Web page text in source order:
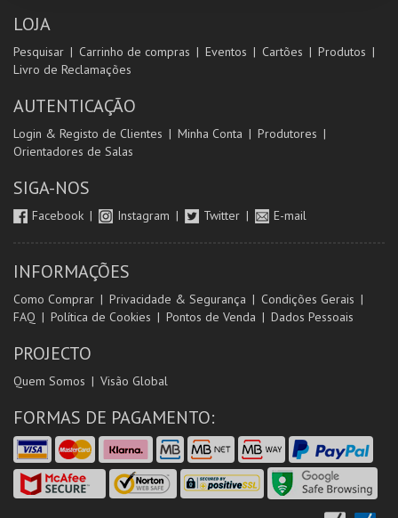
LOJA
Pesquisar Carrinho de compras Eventos Cartões
Produtos
Livro de Reclamações
AUTENTICAÇÃO
Login & Registo de Clientes Minha Conta
Produtores
Orientadores de Salas
SIGA-NOS
Facebook Instagram Twitter E-mail
INFORMAÇÕES
Como Comprar Privacidade & Segurança
Condições Gerais
FAQ
Política de Cookies Pontos de Venda Dados Pessoais
PROJECTO
Quem Somos Visão Global
FORMAS DE PAGAMENTO: